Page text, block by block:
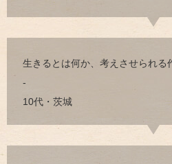
生きるとは何か、考えさせられる
-
10代・茨城